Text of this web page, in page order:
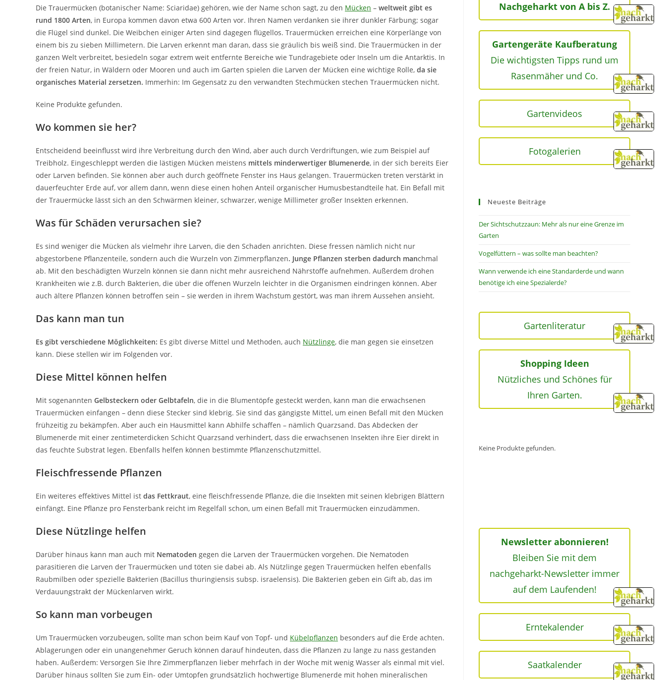
Die Trauermücken (botanischer Name: Sciaridae) gehören, wie der Name schon sagt, zu den Mücken – weltweit gibt es
rund 1800 Arten, in Europa kommen davon etwa 600 Arten vor. Ihren Namen verdanken sie ihrer dunkler Färbung; sogar
die Flügel sind dunkel. Die Weibchen einiger Arten sind dagegen flügellos. Trauermücken erreichen eine Körperlänge von
einem bis zu sieben Millimetern. Die Larven erkennt man daran, dass sie gräulich bis weiß sind. Die Trauermücken in der
ganzen Welt verbreitet, besiedeln sogar extrem weit entfernte Bereiche wie Tundragebiete oder Inseln um die Antarktis. In
der freien Natur, in Wäldern oder Mooren und auch im Garten spielen die Larven der Mücken eine wichtige Rolle, da sie
organisches Material zersetzen. Immerhin: Im Gegensatz zu den verwandten Stechmücken stechen Trauermücken nicht.
Keine Produkte gefunden.
Wo kommen sie her?
Entscheidend beeinflusst wird ihre Verbreitung durch den Wind, aber auch durch Verdriftungen, wie zum Beispiel auf
Treibholz. Eingeschleppt werden die lästigen Mücken meistens mittels minderwertiger Blumenerde, in der sich bereits Eier
oder Larven befinden. Sie können aber auch durch geöffnete Fenster ins Haus gelangen. Trauermücken treten verstärkt in
dauerfeuchter Erde auf, vor allem dann, wenn diese einen hohen Anteil organischer Humusbestandteile hat. Ein Befall mit
der Trauermücke lässt sich an den Schwärmen kleiner, schwarzer, wenige Millimeter großer Insekten erkennen.
Was für Schäden verursachen sie?
Es sind weniger die Mücken als vielmehr ihre Larven, die den Schaden anrichten. Diese fressen nämlich nicht nur
abgestorbene Pflanzenteile, sondern auch die Wurzeln von Zimmerpflanzen. Junge Pflanzen sterben dadurch manchmal
ab. Mit den beschädigten Wurzeln können sie dann nicht mehr ausreichend Nährstoffe aufnehmen. Außerdem drohen
Krankheiten wie z.B. durch Bakterien, die über die offenen Wurzeln leichter in die Organismen eindringen können. Aber
auch ältere Pflanzen können betroffen sein – sie werden in ihrem Wachstum gestört, was man ihrem Aussehen ansieht.
Das kann man tun
Es gibt verschiedene Möglichkeiten: Es gibt diverse Mittel und Methoden, auch Nützlinge, die man gegen sie einsetzen
kann. Diese stellen wir im Folgenden vor.
Diese Mittel können helfen
Mit sogenannten Gelbsteckern oder Gelbtafeln, die in die Blumentöpfe gesteckt werden, kann man die erwachsenen
Trauermücken einfangen – denn diese Stecker sind klebrig. Sie sind das gängigste Mittel, um einen Befall mit den Mücken
frühzeitig zu bekämpfen. Aber auch ein Hausmittel kann Abhilfe schaffen – nämlich Quarzsand. Das Abdecken der
Blumenerde mit einer zentimeterdicken Schicht Quarzsand verhindert, dass die erwachsenen Insekten ihre Eier direkt in
das feuchte Substrat legen. Ebenfalls helfen können bestimmte Pflanzenschutzmittel.
Fleischfressende Pflanzen
Ein weiteres effektives Mittel ist das Fettkraut, eine fleischfressende Pflanze, die die Insekten mit seinen klebrigen Blättern
einfängt. Eine Pflanze pro Fensterbank reicht im Regelfall schon, um einen Befall mit Trauermücken einzudämmen.
Diese Nützlinge helfen
Darüber hinaus kann man auch mit Nematoden gegen die Larven der Trauermücken vorgehen. Die Nematoden
parasitieren die Larven der Trauermücken und töten sie dabei ab. Als Nützlinge gegen Trauermücken helfen ebenfalls
Raubmilben oder spezielle Bakterien (Bacillus thuringiensis subsp. israelensis). Die Bakterien geben ein Gift ab, das im
Verdauungstrakt der Mückenlarven wirkt.
So kann man vorbeugen
Um Trauermücken vorzubeugen, sollte man schon beim Kauf von Topf- und Kübelpflanzen besonders auf die Erde achten.
Ablagerungen oder ein unangenehmer Geruch können darauf hindeuten, dass die Pflanzen zu lange zu nass gestanden
haben. Außerdem: Versorgen Sie Ihre Zimmerpflanzen lieber mehrfach in der Woche mit wenig Wasser als einmal mit viel.
Darüber hinaus sollten Sie zum Ein- oder Umtopfen grundsätzlich hochwertige Blumenerde mit hohen mineralischen
Nachgeharkt von A bis Z.
Gartengeräte Kaufberatung
Die wichtigsten Tipps rund um
Rasenmäher und Co.
Gartenvideos
Fotogalerien
Neueste Beiträge
Der Sichtschutzzaun: Mehr als nur eine Grenze im
Garten
Vogelfüttern – was sollte man beachten?
Wann verwende ich eine Standarderde und wann
benötige ich eine Spezialerde?
Gartenliteratur
Shopping Ideen
Nützliches und Schönes für
Ihren Garten.
Keine Produkte gefunden.
Newsletter abonnieren!
Bleiben Sie mit dem
nachgeharkt-Newsletter immer
auf dem Laufenden!
Erntekalender
Saatkalender